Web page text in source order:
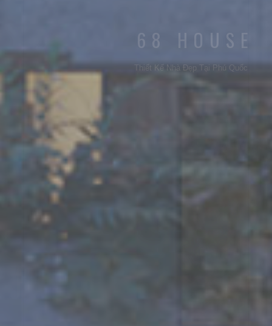
68 HOUSE
Thiết Kế Nhà Đẹp Tại Phú Quốc